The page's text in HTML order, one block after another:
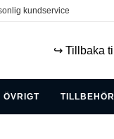
kundservice
↪️ Tillbaka
ÖVRIGT